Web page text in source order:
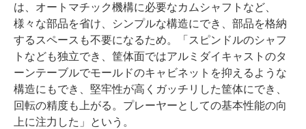
は、オートマチック機構に必要なカムシャフトなど、
様々な部品を省け、シンプルな構造にでき、部品を格納
するスペースも不要になるため。「スピンドルのシャフ
トなども独立でき、筐体面ではアルミダイキャストのタ
ーンテーブルでモールドのキャビネットを抑えるような
構造にもでき、堅牢性が高くガッチリした筐体にでき、
回転の精度も上がる。プレーヤーとしての基本性能の向
上に注力した」という。